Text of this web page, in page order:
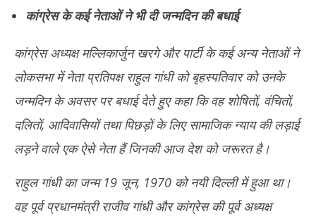
कांग्रेस के कई नेताओं ने भी दी जन्मदिन की बधाई
कांग्रेस अध्यक्ष मल्लिकार्जुन खरगे और पार्टी के कई अन्य नेताओं ने
लोकसभा में नेता प्रतिपक्ष राहुल गांधी को बृहस्पतिवार को उनके
जन्मदिन के अवसर पर बधाई देते हुए कहा कि वह शोषितों, वंचितों,
दलितों, आदिवासियों तथा पिछड़ों के लिए सामाजिक न्याय की लड़ाई
लड़ने वाले एक ऐसे नेता हैं जिनकी आज देश को जरूरत है।
राहुल गांधी का जन्म 19 जून, 1970 को नयी दिल्ली में हुआ था।
वह पूर्व प्रधानमंत्री राजीव गांधी और कांग्रेस की पूर्व अध्यक्ष